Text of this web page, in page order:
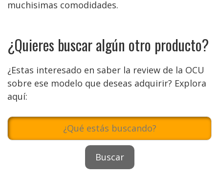
muchisimas comodidades.
¿Quieres buscar algún otro producto?
¿Estas interesado en saber la review de la OCU
sobre ese modelo que deseas adquirir? Explora
aquí: